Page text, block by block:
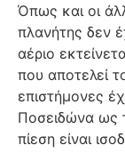
Όπως και οι
πλανήτης δεν
αέριο
που αποτελεί
επιστήμονες
Ποσειδώνα ως
πίεση είναι